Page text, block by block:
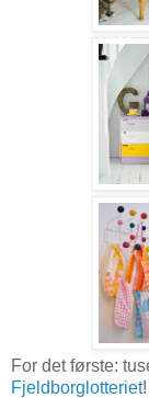
For det første:
Fjeldborglotteriet